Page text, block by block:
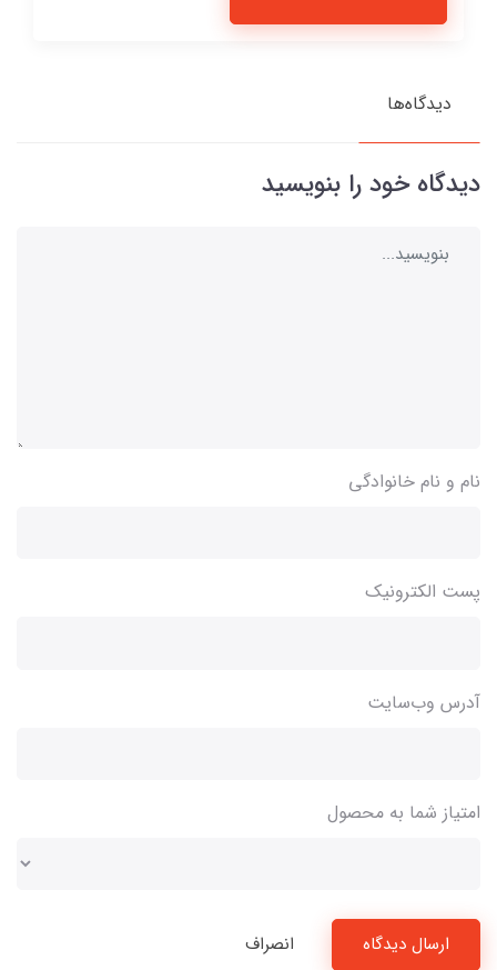
دیدگاه‌ها
دیدگاه خود را بنویسید
نام و نام خانوادگی
پست الکترونیک
آدرس وب‌سایت
امتیاز شما به محصول
ارسال دیدگاه انصراف